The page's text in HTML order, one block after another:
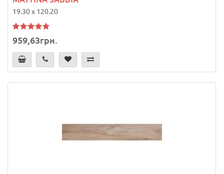
19.30 x 120.20
959,63грн.